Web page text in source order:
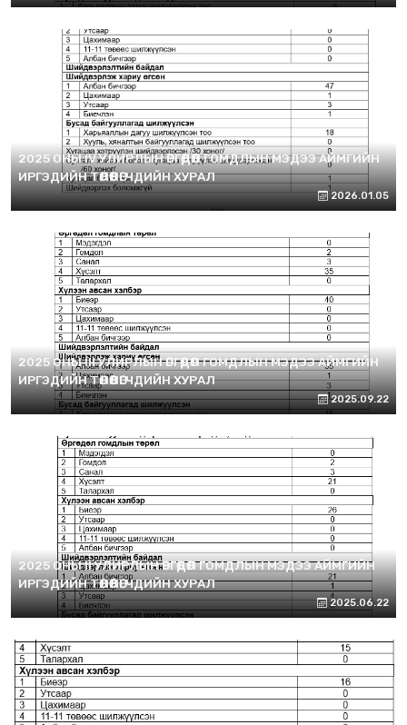
2025 ОНЫ IV УЛИРЛЫН ӨРГӨДӨЛ ГОМДЛЫН МЭДЭЭ АЙМГИЙН
ИРГЭДИЙН ТӨЛӨӨЛӨГЧДИЙН ХУРАЛ
2026.01.05
2025 ОНЫ III УЛИРЛЫН ӨРГӨДӨЛ ГОМДЛЫН МЭДЭЭ АЙМГИЙН
ИРГЭДИЙН ТӨЛӨӨЛӨГЧДИЙН ХУРАЛ
2025.09.22
2025 ОНЫ II УЛИРЛЫН ӨРГӨДӨЛ ГОМДЛЫН МЭДЭЭ АЙМГИЙН
ИРГЭДИЙН ТӨЛӨӨЛӨГЧДИЙН ХУРАЛ
2025.06.22